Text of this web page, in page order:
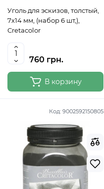
Уголь для эскизов, толстый,
7х14 мм, (набор 6 шт,),
Cretacolor
760 грн.
В корзину
Код: 9002592150805